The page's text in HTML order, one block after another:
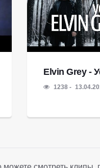
Elvin Grey -
1238